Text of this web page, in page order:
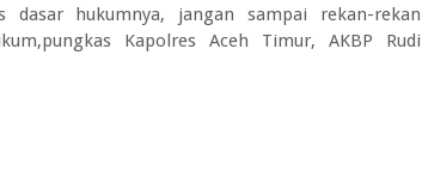
hukumnya, jangan sampai rekan-rekan
Kapolres Aceh Timur, AKBP Rudi